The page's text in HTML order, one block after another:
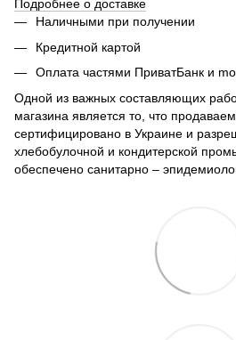
Подробнее о доставке
Наличными при получении
Кредитной картой
Оплата частями ПриватБанк и
Одной из важных составляющих
магазина является то, что
сертифицировано в Украине и
хлебобулочной и кондитерской
обеспечено санитарно –